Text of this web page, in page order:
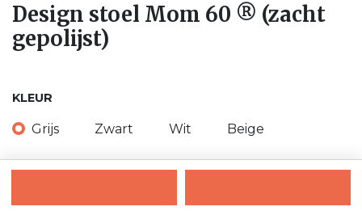
Design stoel Mom 60 ® (zacht
gepolijst)
KLEUR
Grijs Zwart Wit Beige